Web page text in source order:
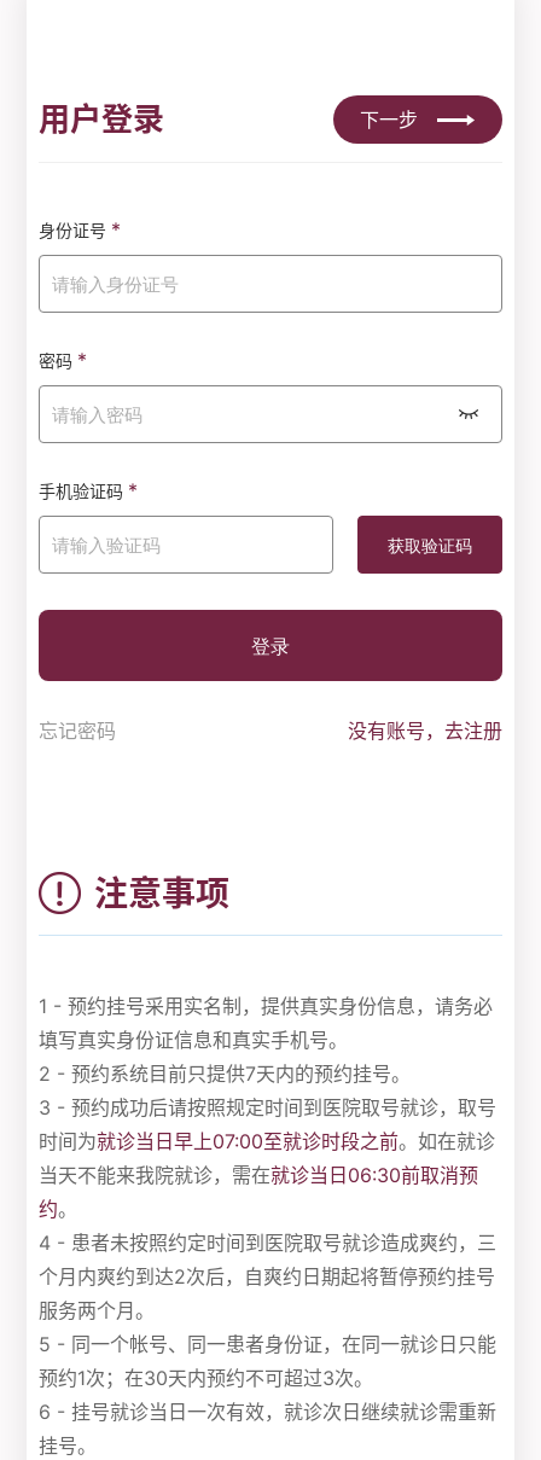
用户登录 下一步
身份证号 *
密码 *
手机验证码 *
登录
忘记密码 没有账号，去注册
注意事项
1 - 预约挂号采用实名制，提供真实身份信息，请务必
填写真实身份证信息和真实手机号。
2 - 预约系统目前只提供7天内的预约挂号。
3 - 预约成功后请按照规定时间到医院取号就诊，取号
时间为就诊当日早上07:00至就诊时段之前。如在就诊
当天不能来我院就诊，需在就诊当日06:30前取消预
约。
4 - 患者未按照约定时间到医院取号就诊造成爽约，三
个月内爽约到达2次后，自爽约日期起将暂停预约挂号
服务两个月。
5 - 同一个帐号、同一患者身份证，在同一就诊日只能
预约1次；在30天内预约不可超过3次。
6 - 挂号就诊当日一次有效，就诊次日继续就诊需重新
挂号。